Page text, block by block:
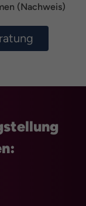
(Nachweis)